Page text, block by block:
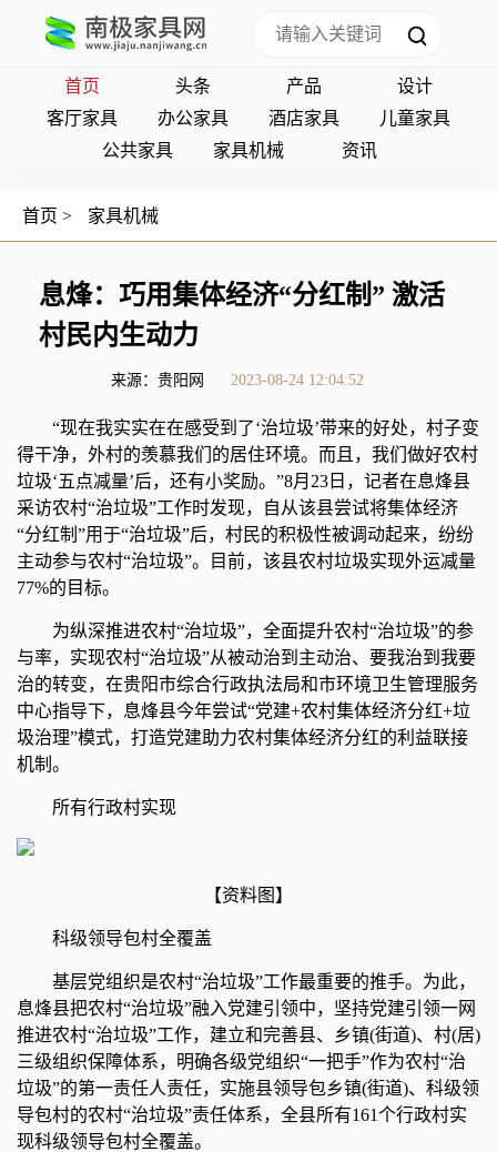
首页 头条 产品
设计
客厅家具
办公家具 酒店家具
儿童家具
公共家具
家具机械 资讯
首页 > 家具机械
息烽：巧用集体经济“分红制” 激活
村民内生动力
来源：贵阳网 2023-08-24 12:04:52
“现在我实实在在感受到了‘治垃圾’带来的好处，村子变
得干净，外村的羡慕我们的居住环境。而且，我们做好农村
垃圾‘五点减量’后，还有小奖励。”8月23日，记者在息烽县
采访农村“治垃圾”工作时发现，自从该县尝试将集体经济
“分红制”用于“治垃圾”后，村民的积极性被调动起来，纷纷
主动参与农村“治垃圾”。目前，该县农村垃圾实现外运减量
77%的目标。
为纵深推进农村“治垃圾”，全面提升农村“治垃圾”的参
与率，实现农村“治垃圾”从被动治到主动治、要我治到我要
治的转变，在贵阳市综合行政执法局和市环境卫生管理服务
中心指导下，息烽县今年尝试“党建+农村集体经济分红+垃
圾治理”模式，打造党建助力农村集体经济分红的利益联接
机制。
所有行政村实现
【资料图】
科级领导包村全覆盖
基层党组织是农村“治垃圾”工作最重要的推手。为此，
息烽县把农村“治垃圾”融入党建引领中，坚持党建引领一网
推进农村“治垃圾”工作，建立和完善县、乡镇(街道)、村(居)
三级组织保障体系，明确各级党组织“一把手”作为农村“治
垃圾”的第一责任人责任，实施县领导包乡镇(街道)、科级领
导包村的农村“治垃圾”责任体系，全县所有161个行政村实
现科级领导包村全覆盖。